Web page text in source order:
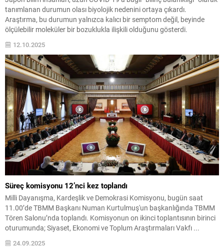
tanımlanan durumun olası biyolojik nedenini ortaya çıkardı.
Araştırma, bu durumun yalnızca kalıcı bir semptom değil, beyinde
ölçülebilir moleküler bir bozuklukla ilişkili olduğunu gösterdi.
12.10.2025
Süreç komisyonu 12’nci kez toplandı
Milli Dayanışma, Kardeşlik ve Demokrasi Komisyonu, bugün saat
11.00’de TBMM Başkanı Numan Kurtulmuş'un başkanlığında TBMM
Tören Salonu’nda toplandı. Komisyonun on ikinci toplantısının birinci
oturumunda; Siyaset, Ekonomi ve Toplum Araştırmaları Vakfı ...
24.09.2025